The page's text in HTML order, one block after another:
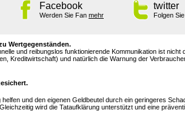
Facebook
Werden Sie Fan mehr
twitter
Folgen
Wertgegenständen.
und reibungslos funktionierende Kommunikation ist nicht
Kreditwirtschaft) und natürlich die Warnung der
und den eigenen Geldbeutel durch ein geringeres
wird die Tataufklärung unterstützt und eine